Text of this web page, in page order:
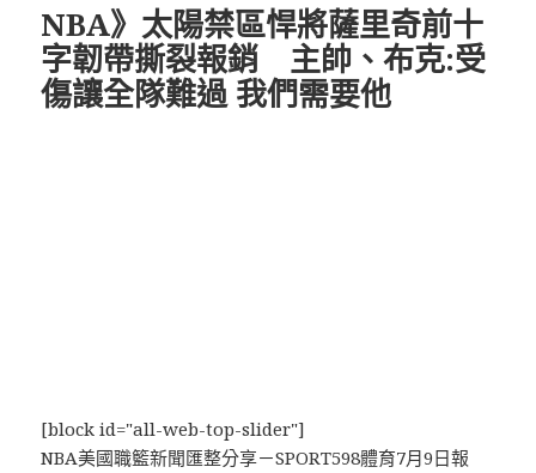
NBA》太陽禁區悍將薩里奇前十
字韌帶撕裂報銷 主帥、布克:受
傷讓全隊難過 我們需要他
[block id="all-web-top-slider"]
NBA美國職籃新聞匯整分享－SPORT598體育7月9日報